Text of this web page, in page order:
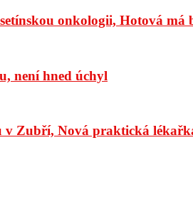
onkologii, Hotová má
není hned úchyl
v Zubří, Nová praktická